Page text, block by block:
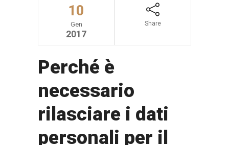
10
Gen
2017
Share
Perché è
necessario
rilasciare i dati
personali per il